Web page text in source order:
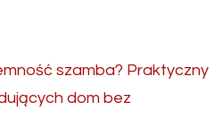
szamba? Praktyczny
dom bez